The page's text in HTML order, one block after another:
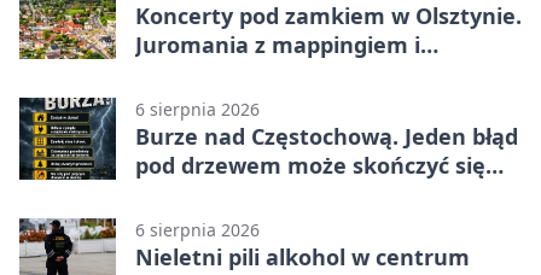
Koncerty pod zamkiem w Olsztynie.
Juromania z mappingiem i
6 sierpnia 2026
Burze nad Częstochową. Jeden błąd
pod drzewem może skończyć się
6 sierpnia 2026
Nieletni pili alkohol w centrum